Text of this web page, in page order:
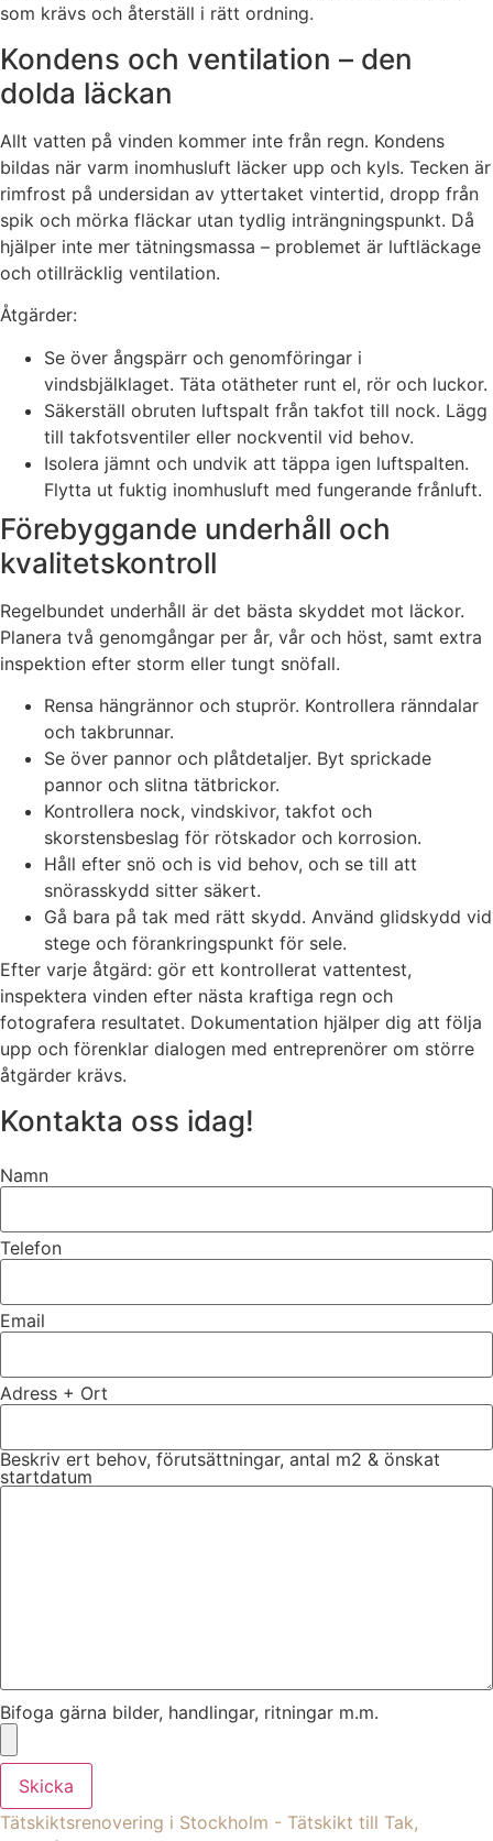
som krävs och återställ i rätt ordning.
Kondens och ventilation – den
dolda läckan
Allt vatten på vinden kommer inte från regn. Kondens
bildas när varm inomhusluft läcker upp och kyls. Tecken är
rimfrost på undersidan av yttertaket vintertid, dropp från
spik och mörka fläckar utan tydlig inträngningspunkt. Då
hjälper inte mer tätningsmassa – problemet är luftläckage
och otillräcklig ventilation.
Åtgärder:
Se över ångspärr och genomföringar i
vindsbjälklaget. Täta otätheter runt el, rör och luckor.
Säkerställ obruten luftspalt från takfot till nock. Lägg
till takfotsventiler eller nockventil vid behov.
Isolera jämnt och undvik att täppa igen luftspalten.
Flytta ut fuktig inomhusluft med fungerande frånluft.
Förebyggande underhåll och
kvalitetskontroll
Regelbundet underhåll är det bästa skyddet mot läckor.
Planera två genomgångar per år, vår och höst, samt extra
inspektion efter storm eller tungt snöfall.
Rensa hängrännor och stuprör. Kontrollera ränndalar
och takbrunnar.
Se över pannor och plåtdetaljer. Byt sprickade
pannor och slitna tätbrickor.
Kontrollera nock, vindskivor, takfot och
skorstensbeslag för rötskador och korrosion.
Håll efter snö och is vid behov, och se till att
snörasskydd sitter säkert.
Gå bara på tak med rätt skydd. Använd glidskydd vid
stege och förankringspunkt för sele.
Efter varje åtgärd: gör ett kontrollerat vattentest,
inspektera vinden efter nästa kraftiga regn och
fotografera resultatet. Dokumentation hjälper dig att följa
upp och förenklar dialogen med entreprenörer om större
åtgärder krävs.
Kontakta oss idag!
Namn
Telefon
Email
Adress + Ort
Beskriv ert behov, förutsättningar, antal m2 & önskat
startdatum
Bifoga gärna bilder, handlingar, ritningar m.m.
Skicka
Tätskiktsrenovering i Stockholm - Tätskikt till Tak,